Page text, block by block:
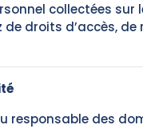
collectées
de droits d’accès,
responsable des